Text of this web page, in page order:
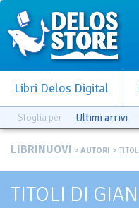
Libri Delos Digital
Sfoglia per Ultimi arrivi
LIBRINUOVI > AUTORI >
TITOLI DI